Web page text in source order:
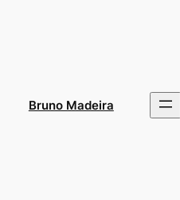
Bruno Madeira